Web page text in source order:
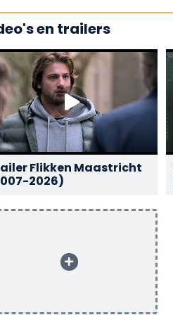
en trailers
Flikken Maastricht
2026)